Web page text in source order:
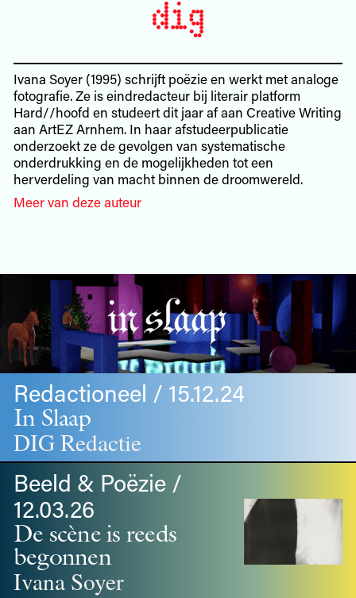
Ivana Soyer (1995) schrijft poëzie en werkt met analoge
fotografie. Ze is eindredacteur bij literair platform
Hard//hoofd en studeert dit jaar af aan Creative Writing
aan ArtEZ Arnhem. In haar afstudeerpublicatie
onderzoekt ze de gevolgen van systematische
onderdrukking en de mogelijkheden tot een
herverdeling van macht binnen de droomwereld.
Meer van deze auteur
Redactioneel / 15.12.24
In Slaap
DIG Redactie
Beeld & Poëzie /
12.03.26
De scène is reeds
begonnen
Ivana Soyer